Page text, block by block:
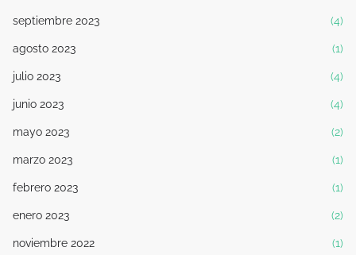
septiembre 2023 (4)
agosto 2023 (1)
julio 2023 (4)
junio 2023 (4)
mayo 2023 (2)
marzo 2023 (1)
febrero 2023 (1)
enero 2023 (2)
noviembre 2022 (1)